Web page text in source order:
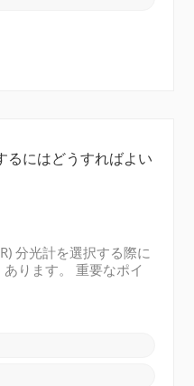
す。m_s 値は、外部
を表します。このシフ
平行、またはその逆) ま
るにはどうすればよい
分光計を選択する際に
ります。 重要なポイ
す。EPR 分光計は、X
を選択するかは、研究
なスペクトル分解能の
磁場強度:実験に必要な